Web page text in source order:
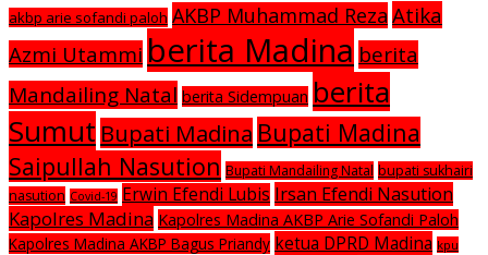
akbp arie sofandi paloh AKBP Muhammad Reza Atika
Azmi Utammi berita Madina berita
Mandailing Natal berita Sidempuan berita
Sumut Bupati Madina Bupati Madina
Saipullah Nasution Bupati Mandailing Natal bupati sukhairi
nasution Covid-19 Erwin Efendi Lubis Irsan Efendi Nasution
Kapolres Madina Kapolres Madina AKBP Arie Sofandi Paloh
Kapolres Madina AKBP Bagus Priandy ketua DPRD Madina kpu